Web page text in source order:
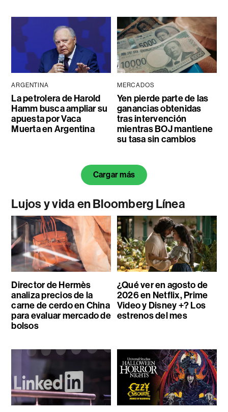
ARGENTINA
La petrolera de Harold
Hamm busca ampliar su
apuesta por Vaca
Muerta en Argentina
MERCADOS
Yen pierde parte de las
ganancias obtenidas
tras intervención
mientras BOJ mantiene
su tasa sin cambios
Cargar más
Lujos y vida en Bloomberg Línea
Director de Hermès
analiza precios de la
carne de cerdo en China
para evaluar mercado de
bolsos
¿Qué ver en agosto de
2026 en Netflix, Prime
Video y Disney +? Los
estrenos del mes